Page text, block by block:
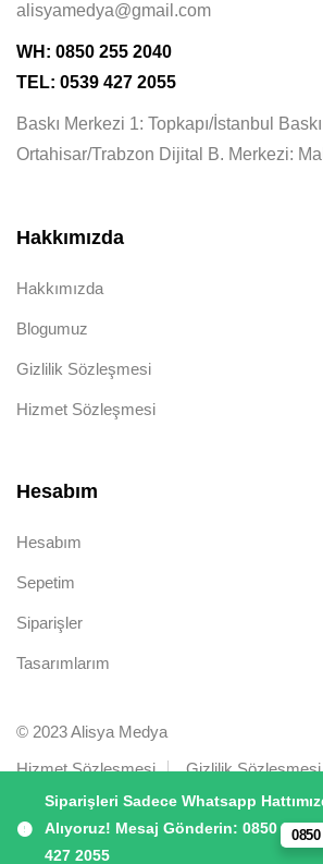
Siparişleri Sadece Whatsapp
Alıyoruz! Mesaj Gönderin: 0850 255
427 2055
alisyamedya@gmail.com
WH: 0850 255 2040
TEL: 0539 427 2055
Baskı Merkezi 1: Topkapı/İstanbul
Ortahisar/Trabzon Dijital B. Merkezi:
Hakkımızda
Hakkımızda
Blogumuz
Gizlilik Sözleşmesi
Hizmet Sözleşmesi
Hesabım
Hesabım
Sepetim
Siparişler
Tasarımlarım
© 2023 Alisya Medya
Hizmet Sözleşmesi
Gizlilik Sözleşmesi